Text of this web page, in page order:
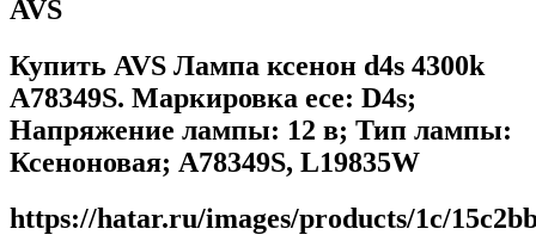
AVS
Купить AVS Лампа ксенон d4s 4300k
A78349S. Маркировка ece: D4s;
Напряжение лампы: 12 в; Тип лампы:
Ксеноновая; A78349S, L19835W
https://hatar.ru/images/products/1c/